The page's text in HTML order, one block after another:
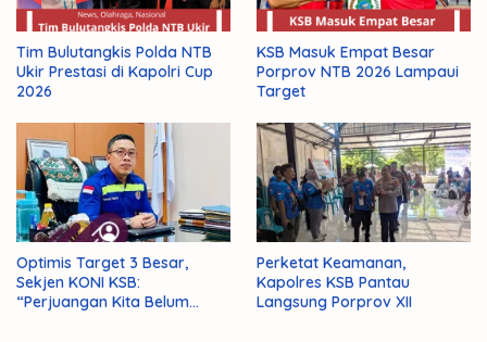
Tim Bulutangkis Polda NTB
Ukir Prestasi di Kapolri Cup
2026
KSB Masuk Empat Besar
Porprov NTB 2026 Lampaui
Target
Optimis Target 3 Besar,
Sekjen KONI KSB:
“Perjuangan Kita Belum
Perketat Keamanan,
Kapolres KSB Pantau
Langsung Porprov XII